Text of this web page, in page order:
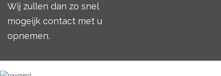
Wij zullen dan zo snel
mogeijk contact met u
opnemen.